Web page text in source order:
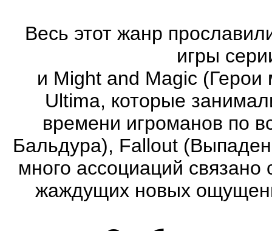
Весь этот жанр
игры
и Might and Magic
Ultima, которые
времени игроманов по
Бальдура), Fallout
много ассоциаций
жаждущих новых